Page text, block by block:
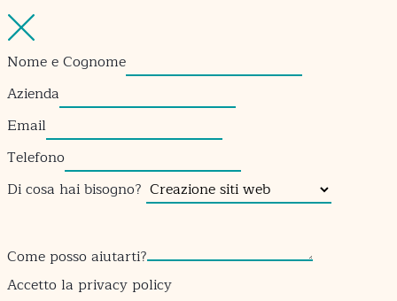
Nome e Cognome
Azienda
Email
Telefono
Di cosa hai bisogno?
Come posso aiutarti?
Accetto la privacy policy